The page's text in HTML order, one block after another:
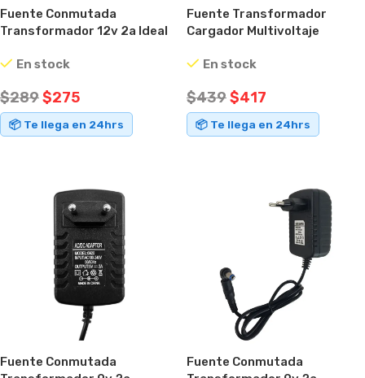
Fuente Conmutada
Transformador 12v 2a Ideal
En stock
$289$275
📦 Te llega en 24hrs
Fuente Transformador
Cargador Multivoltaje
En stock
$439$417
📦 Te llega en 24hrs
Fuente Conmutada
Fuente Conmutada